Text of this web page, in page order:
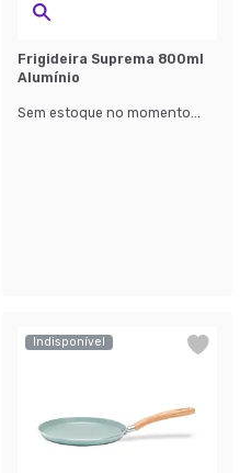
Frigideira Suprema 800ml
Alumínio
Sem estoque no momento...
Indisponível